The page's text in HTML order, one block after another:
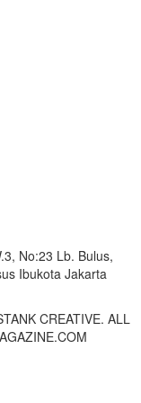
No:23 Lb. Bulus,
Ibukota Jakarta
CREATIVE. ALL